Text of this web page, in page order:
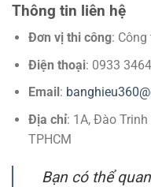
Thông tin liên hệ
Đơn vị thi công: Công
Điện thoại: 0933
Email :
Địa chỉ: 1A, Đào Trinh
TPHCM
Bạn có thể